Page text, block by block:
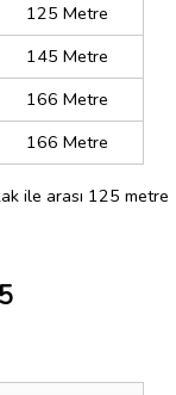
125 Metre
145 Metre
166 Metre
166 Metre
ile arası 125 metre